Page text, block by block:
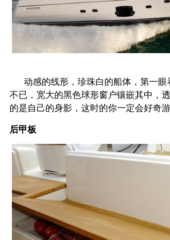
动感的线形，珍珠白的船体，第一眼
不已，宽大的黑色球形窗户镶嵌其中，
的是自己的身影，这时的你一定会好奇游
后甲板